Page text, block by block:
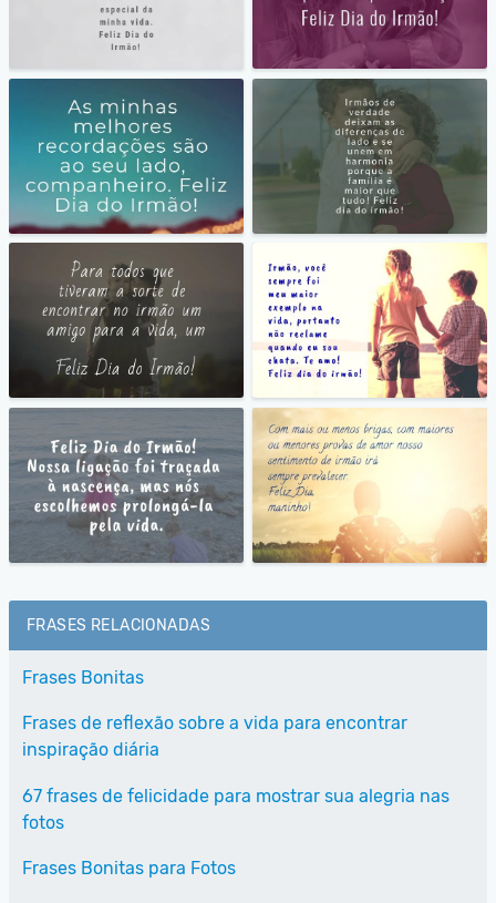
FRASES RELACIONADAS
Frases Bonitas
Frases de reflexão sobre a vida para encontrar
inspiração diária
67 frases de felicidade para mostrar sua alegria nas
fotos
Frases Bonitas para Fotos